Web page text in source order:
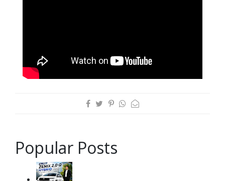
Popular Posts